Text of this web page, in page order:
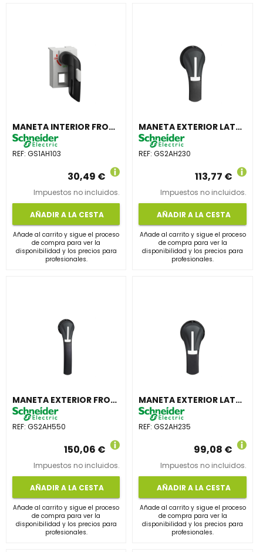
MANETA INTERIOR FRONTAL 32A
REF: GS1AH103
30,49 €
Impuestos no incluidos.
AÑADIR A LA CESTA
Añade al carrito y sigue el proceso
de compra para ver la
disponibilidad y los precios para
profesionales.
MANETA EXTERIOR LATERAL DERECHA 100-400A IP65 NEGRA
REF:GS2AH230
113,77 €
Impuestos no incluidos.
AÑADIR A LA CESTA
Añade al carrito y sigue el proceso
de compra para ver la
disponibilidad y los precios para
profesionales.
MANETA EXTERIOR FRONTAL 630-800A IP65 NEGRA
REF: GS2AH550
150,06 €
Impuestos no incluidos.
AÑADIR A LA CESTA
Añade al carrito y sigue el proceso
de compra para ver la
disponibilidad y los precios para
profesionales.
MANETA EXTERIOR LATERAL DERECHA 100-400A IP55 NEGRA
REF:GS2AH235
99,08 €
Impuestos no incluidos.
AÑADIR A LA CESTA
Añade al carrito y sigue el proceso
de compra para ver la
disponibilidad y los precios para
profesionales.